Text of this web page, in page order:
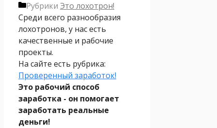
Рубрики Это лохотрон!
Среди всего разнообразия
лохотронов, у нас есть
качественные и рабочие
проекты.
На сайте есть рубрика:
Проверенный заработок!
Это рабочий способ
заработка - он помогает
заработать реальные
деньги!